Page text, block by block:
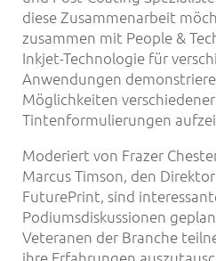
diese Zusammenarbeit
zusammen mit People &
Inkjet-Technologie für
Anwendungen
Möglichkeiten verschiedener
Tintenformulierungen
Moderiert von Frazer
Marcus Timson, den
FuturePrint, sind
Podiumsdiskussionen
Veteranen der Branche
ihre Erfahrungen